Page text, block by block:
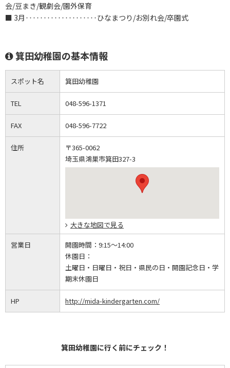
会/豆まき/観劇会/園外保育
■ 3月‥‥‥‥‥‥‥‥‥‥ひなまつり/お別れ会/卒園式
箕田幼稚園の基本情報
スポット名 箕田幼稚園
TEL 048-596-1371
FAX 048-596-7722
住所
〒365-0062
埼玉県鴻巣市箕田327-3
大きな地図で見る
営業日 開園時間： 9:15～14:00
休園日：
土曜日・日曜日・祝日・県民の日・開園記念日・学
期末休園日
HP http://mida-kindergarten.com/
箕田幼稚園に行く前にチェック！